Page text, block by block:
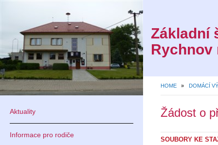
Základní
Rychnov
HOME » DOMÁCÍ
Aktuality
Informace pro rodiče
Žádost o
SOUBORY KE